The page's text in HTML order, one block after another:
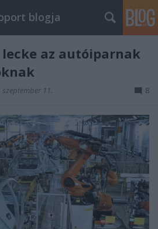
blogja
lecke az autóiparnak
11. 8